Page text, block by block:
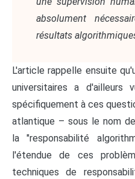
absolument
résultats
L'article rappelle ensuite
universitaires a d'ailleurs
spécifiquement à ces
atlantique – sous le nom
la "responsabilité
l'étendue de ces
techniques de